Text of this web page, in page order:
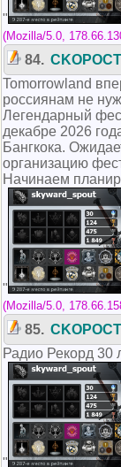
(Mozilla/5.0,
84.
Tomorrowland
россиянам не
Легендарный
декабре 2026
Бангкока.
организацию
Начинаем
(Mozilla/5.0,
85.
Радио Рекорд 30